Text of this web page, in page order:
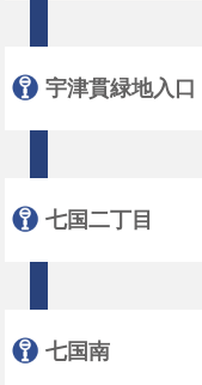
宇津貫緑地入口
七国二丁目
七国南